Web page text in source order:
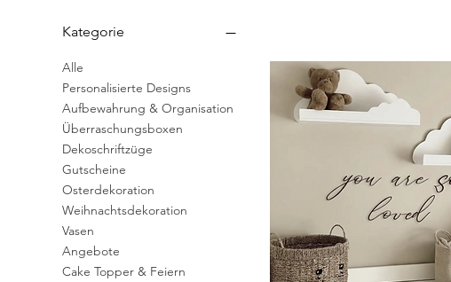
Kategorie
Alle
Personalisierte Designs
Aufbewahrung & Organisation
Überraschungsboxen
Dekoschriftzüge
Gutscheine
Osterdekoration
Weihnachtsdekoration
Vasen
Angebote
Cake Topper & Feiern